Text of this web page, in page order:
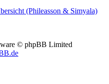
(Phileasson & Simyala)
© phpBB Limited